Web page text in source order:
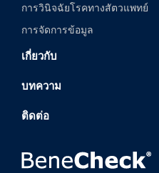
การวินิจฉัยโรคทางสัตวแพทย์
การจัดการข้อมูล
เกี่ยวกับ
บทความ
ติดต่อ